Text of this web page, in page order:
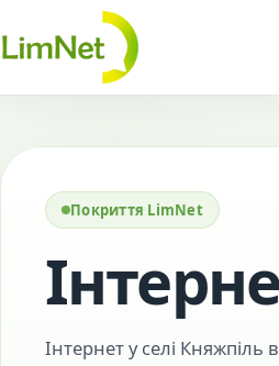
Перейти до контенту
Покриття LimNet
Інтернет у селі